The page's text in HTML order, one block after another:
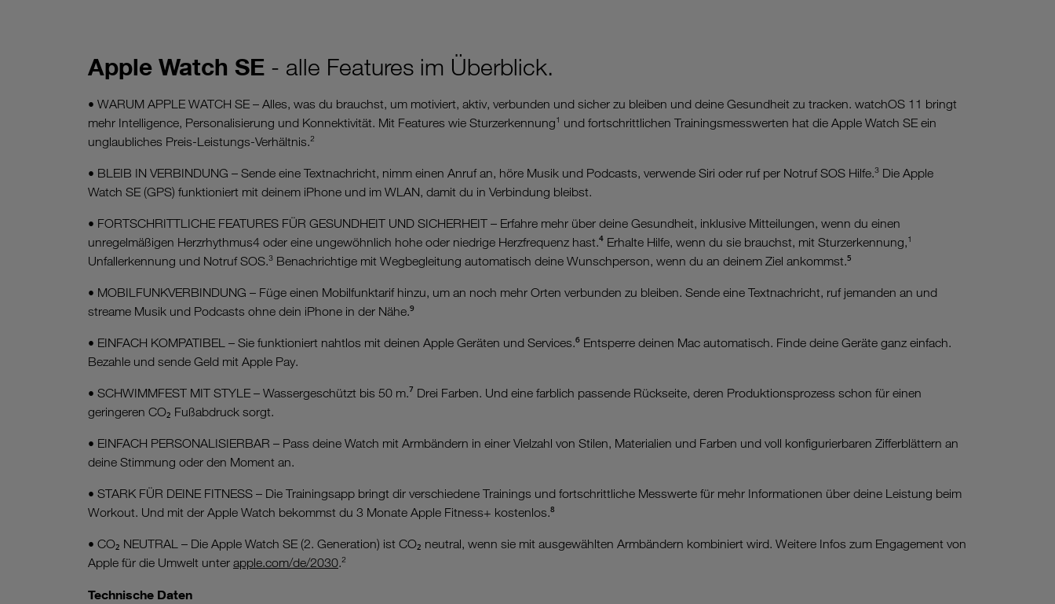
Apple Watch SE - alle Features im Überblick.
• WARUM APPLE WATCH SE – Alles, was du brauchst, um motiviert, aktiv, verbunden und sicher zu bleiben und deine Gesundheit zu tracken. watchOS 11 bringt
mehr Intelligence, Personalisierung und Konnektivität. Mit Features wie Sturzerkennung¹ und fortschrittlichen Trainingsmesswerten hat die Apple Watch SE ein
unglaubliches Preis-Leistungs-Verhältnis.²
• BLEIB IN VERBINDUNG – Sende eine Textnachricht, nimm einen Anruf an, höre Musik und Podcasts, verwende Siri oder ruf per Notruf SOS Hilfe.³ Die Apple
Watch SE (GPS) funktioniert mit deinem iPhone und im WLAN, damit du in Verbindung bleibst.
• FORTSCHRITTLICHE FEATURES FÜR GESUNDHEIT UND SICHERHEIT – Erfahre mehr über deine Gesundheit, inklusive Mitteilungen, wenn du einen
unregelmäßigen Herzrhythmus4 oder eine ungewöhnlich hohe oder niedrige Herzfrequenz hast.⁴ Erhalte Hilfe, wenn du sie brauchst, mit Sturzerkennung,¹
Unfallerkennung und Notruf SOS.³ Benachrichtige mit Wegbegleitung automatisch deine Wunschperson, wenn du an deinem Ziel ankommst.⁵
• MOBILFUNKVERBINDUNG⁠ – Füge einen Mobilfunktarif hinzu, um an noch mehr Orten verbunden zu bleiben. Sende eine Textnachricht, ruf jemanden an und
streame Musik und Podcasts ohne dein iPhone in der Nähe.⁹
• EINFACH KOMPATIBEL – Sie funktioniert nahtlos mit deinen Apple Geräten und Services.⁶ Entsperre deinen Mac automatisch. Finde deine Geräte ganz einfach.
Bezahle und sende Geld mit Apple Pay.
• SCHWIMMFEST MIT STYLE – Wassergeschützt bis 50 m.⁷ Drei Farben. Und eine farblich passende Rückseite, deren Produktionsprozess schon für einen
geringeren CO₂ Fußabdruck sorgt.
• EINFACH PERSONALISIERBAR – Pass deine Watch mit Armbändern in einer Vielzahl von Stilen, Materialien und Farben und voll konfigurierbaren Zifferblättern an
deine Stimmung oder den Moment an.
• STARK FÜR DEINE FITNESS – Die Trainingsapp bringt dir verschiedene Trainings und fortschrittliche Messwerte für mehr Informationen über deine Leistung beim
Workout. Und mit der Apple Watch bekommst du 3 Monate Apple Fitness+ kostenlos.⁸
• CO₂ NEUTRAL – Die Apple Watch SE (2. Generation) ist CO₂ neutral, wenn sie mit ausgewählten Armbändern kombiniert wird. Weitere Infos zum Engagement von
Apple für die Umwelt unter apple.com/de/2030.²
Technische Daten